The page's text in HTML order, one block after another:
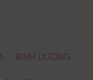
BÌNH DƯƠNG